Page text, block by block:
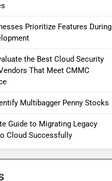
Prioritize Features During
the Best Cloud Security
That Meet CMMC
Multibagger Penny Stocks
Guide to Migrating Legacy
Cloud Successfully